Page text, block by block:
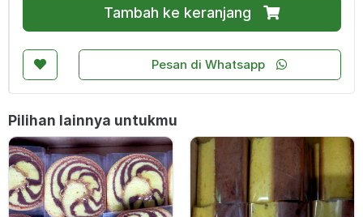
Tambah ke keranjang
Pesan di Whatsapp
Pilihan lainnya untukmu